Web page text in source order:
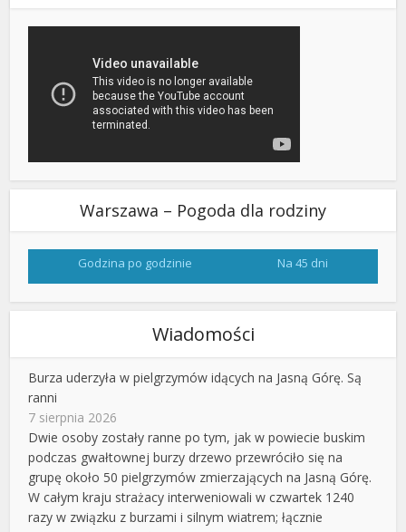
Warszawa – Pogoda dla rodziny
Godzina po godzinie Na 45 dni
Wiadomości
Burza uderzyła w pielgrzymów idących na Jasną Górę. Są
ranni
7 sierpnia 2026
Dwie osoby zostały ranne po tym, jak w powiecie buskim
podczas gwałtownej burzy drzewo przewróciło się na
grupę około 50 pielgrzymów zmierzających na Jasną Górę.
W całym kraju strażacy interweniowali w czwartek 1240
razy w związku z burzami i silnym wiatrem; łącznie